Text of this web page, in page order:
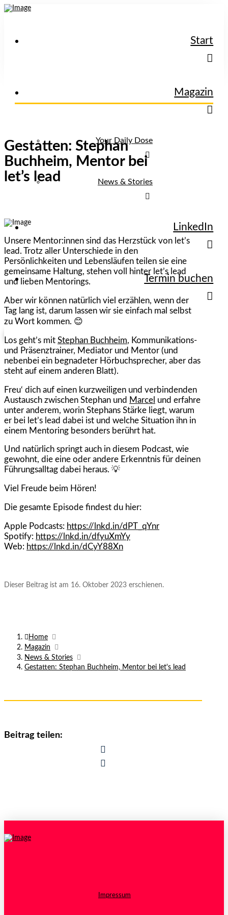
Start
Magazin
Your Daily Dose
News & Stories
LinkedIn
Termin buchen
Gestatten: Stephan
Buchheim, Mentor bei
let’s lead
Unsere Mentor:innen sind das Herzstück von let’s
lead. Trotz aller Unterschiede in den
Persönlichkeiten und Lebensläufen teilen sie eine
gemeinsame Haltung, stehen voll hinter let’s lead
und lieben Mentorings.
Aber wir können natürlich viel erzählen, wenn der
Tag lang ist, darum lassen wir sie einfach mal selbst
zu Wort kommen. 😊
Los geht’s mit Stephan Buchheim, Kommunikations-
und Präsenztrainer, Mediator und Mentor (und
nebenbei ein begnadeter Hörbuchsprecher, aber das
steht auf einem anderen Blatt).
Freu‘ dich auf einen kurzweiligen und verbindenden
Austausch zwischen Stephan und Marcel und erfahre
unter anderem, worin Stephans Stärke liegt, warum
er bei let’s lead dabei ist und welche Situation ihn in
einem Mentoring besonders berührt hat.
Und natürlich springt auch in diesem Podcast, wie
gewohnt, die eine oder andere Erkenntnis für deinen
Führungsalltag dabei heraus. 💡
Viel Freude beim Hören!
Die gesamte Episode findest du hier:
Apple Podcasts: https://lnkd.in/dPT_qYnr
Spotify: https://lnkd.in/dfyuXmYy
Web: https://lnkd.in/dCyY88Xn
Dieser Beitrag ist am 16. Oktober 2023 erschienen.
Home
Magazin
News & Stories
Gestatten: Stephan Buchheim, Mentor bei let's lead
Beitrag teilen:
Impressum